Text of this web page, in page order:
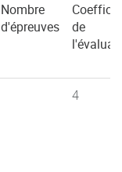
Nombre
d'épreuves
de
4